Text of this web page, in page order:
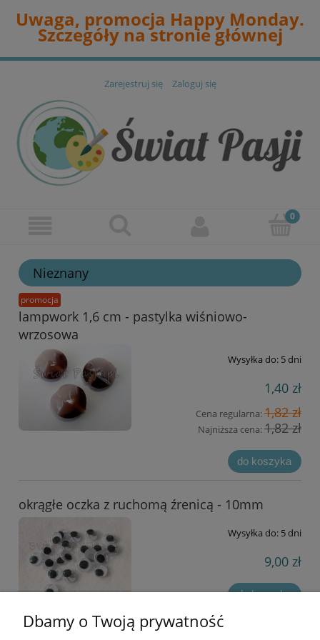
Uwaga, promocja Happy Monday.
Szczegóły na stronie głównej
Zarejestruj się Zaloguj się
Nieznany
lampwork 1,6 cm - pastylka wiśniowo-
wrzosowa
Wysyłka do: 5 dni
1,40 zł
Cena regularna:1,82 zł
Najniższa cena:1,82 zł
do koszyka
promocja
okrągłe oczka z ruchomą źrenicą - 10mm
Wysyłka do: 5 dni
9,00 zł
do koszyka
Dbamy o Twoją prywatność